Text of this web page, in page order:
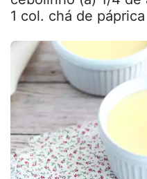
1 col. chá de